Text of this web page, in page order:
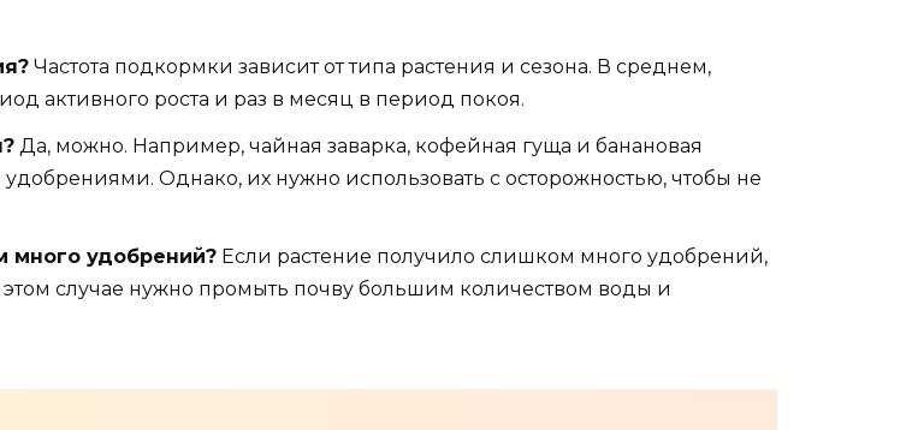
Частота подкормки зависит от типа растения и сезона. В среднем,
активного роста и раз в месяц в период покоя.
Да, можно. Например, чайная заварка, кофейная гуща и банановая
Однако, их нужно использовать с осторожностью, чтобы не
много удобрений? Если растение получило слишком много удобрений,
этом случае нужно промыть почву большим количеством воды и